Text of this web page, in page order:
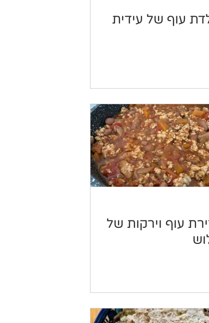
עוף של עידית
עוף וירקות של